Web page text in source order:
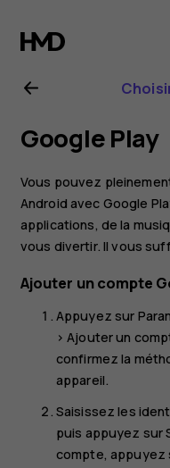
Guide
de
Nokia
Plus
Google Play
Vous pouvez
Android avec Google
applications, de la
vous divertir. Il vous
Ajouter un compte
Appuyez sur
>Ajouter un
confirmez la
appareil.
Saisissez les
puis appuyez sur
compte, appuyez